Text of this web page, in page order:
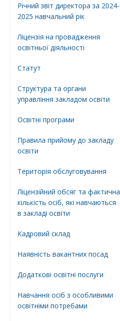
Річний звіт директора за 2024-
2025 навчальний рік
Ліцензія на провадження
освітньої діяльності
Статут
Структура та органи
управління закладом освіти
Освiтнi програми
Правила прийому до закладу
освіти
Територiя обслуговування
Ліцензійний обсяг та фактична
кількість осіб, які навчаються
в закладі освіти
Кадровий склад
Наявність вакантних посад
Додатковi освiтнi послуги
Навчання осіб з особливими
освітніми потребами